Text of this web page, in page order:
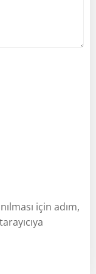
için adım,